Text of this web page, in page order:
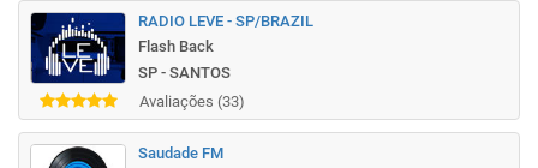
RADIO LEVE - SP/BRAZIL
Flash Back
SP - SANTOS
Avaliações (33)
Saudade FM